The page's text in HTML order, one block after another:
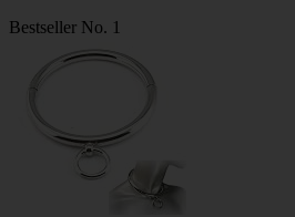
Bestseller No. 1